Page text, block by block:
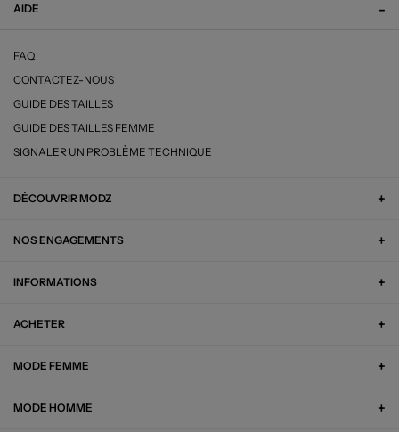
AIDE
FAQ
CONTACTEZ-NOUS
GUIDE DES TAILLES
GUIDE DES TAILLES FEMME
SIGNALER UN PROBLÈME TECHNIQUE
DÉCOUVRIR MODZ
NOS ENGAGEMENTS
INFORMATIONS
ACHETER
MODE FEMME
MODE HOMME